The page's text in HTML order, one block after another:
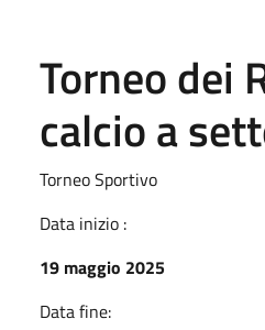
Torneo dei
calcio a
Torneo Sportivo
Data inizio :
19 maggio 2025
Data fine: